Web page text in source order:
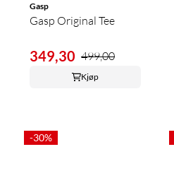
Gasp
Gasp Original Tee
349,30 499,00
Kjøp
-30%